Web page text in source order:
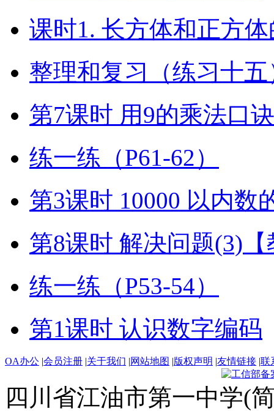
课时1. 长方体和正方
整理和复习（练习十五
第7课时 用9的乘法口
练一练（P61-62）
第3课时 10000 以内数
第8课时 解决问题(3)
练一练（P53-54）
第1课时 认识数字编码
OA办公 |会员注册 |关于我们 |网站地图 |版权声明 |友情链接 |联
四川省江油市第一中学(